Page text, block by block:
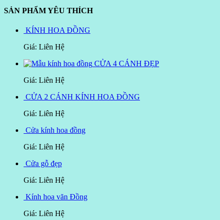
SẢN PHẨM YÊU THÍCH
KÍNH HOA ĐỒNG
Giá: Liên Hệ
CỬA 4 CÁNH ĐẸP
Giá: Liên Hệ
CỬA 2 CÁNH KÍNH HOA ĐỒNG
Giá: Liên Hệ
Cửa kính hoa đồng
Giá: Liên Hệ
Cửa gỗ đẹp
Giá: Liên Hệ
Kính hoa văn Đồng
Giá: Liên Hệ